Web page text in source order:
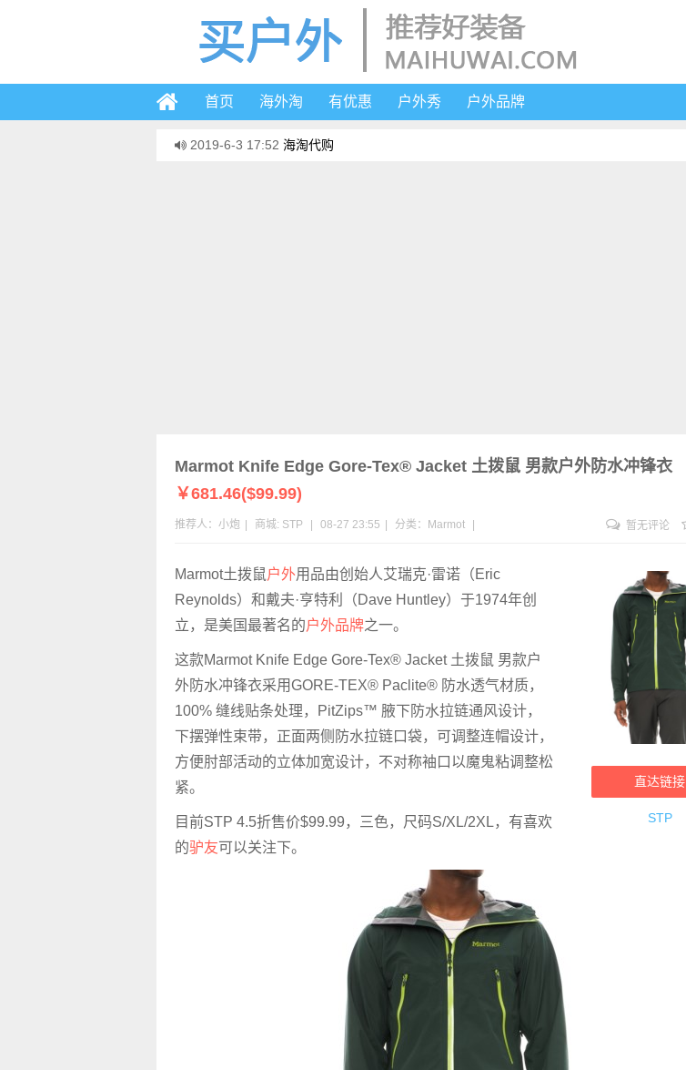
首页 海外淘 有优惠 户外秀 户外品牌
2019-6-3 17:52 海淘代购
Marmot Knife Edge Gore-Tex® Jacket 土拨鼠 男款户外防水冲锋衣
￥681.46($99.99)
推荐人：小炮 商城: STP 08-27 23:55 分类： Marmot 暂无评论
直达链接
STP
Marmot土拨鼠 户外用品由创始人艾瑞克·雷诺（Eric
Reynolds） 和戴夫·亨特利（Dave Huntley）于1974年创
立，是美国最著名的户外品牌之一。
这款Marmot Knife Edge Gore-Tex® Jacket 土拨鼠 男款户
外防水冲锋衣采用GORE-TEX® Paclite® 防水透气材质，
100% 缝线贴条处理，PitZips™ 腋下防水拉链通风设计，
下摆弹性束带，正面两侧防水拉链口袋，可调整连帽设计，
方便肘部活动的立体加宽设计，不对称袖口以魔鬼粘调整松
紧。
目前STP 4.5折售价$99.99，三色，尺码S/XL/2XL，有喜欢
的驴友可以关注下。